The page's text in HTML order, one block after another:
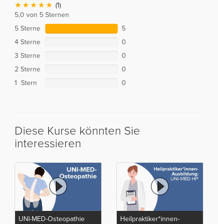
(1)
5,0 von 5 Sternen
5 Sterne
5
4 Sterne
0
3 Sterne
0
2 Sterne
0
1 Stern
0
Diese Kurse könnten Sie
interessieren
UNI-MED-Osteopathie
Heilpraktiker*innen-